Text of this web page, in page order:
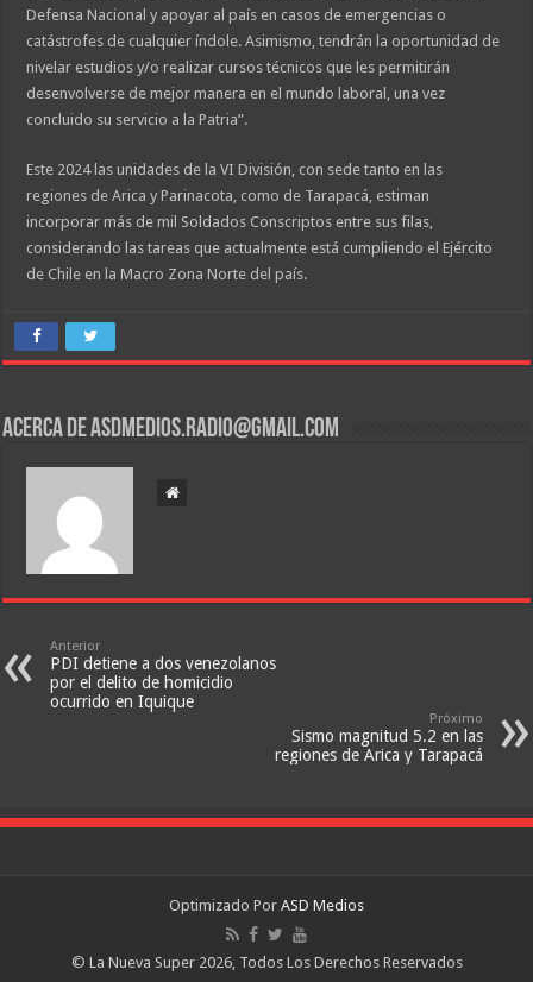
Defensa Nacional y apoyar al país en casos de emergencias o
catástrofes de cualquier índole. Asimismo, tendrán la oportunidad de
nivelar estudios y/o realizar cursos técnicos que les permitirán
desenvolverse de mejor manera en el mundo laboral, una vez
concluido su servicio a la Patria”.
Este 2024 las unidades de la VI División, con sede tanto en las
regiones de Arica y Parinacota, como de Tarapacá, estiman
incorporar más de mil Soldados Conscriptos entre sus filas,
considerando las tareas que actualmente está cumpliendo el Ejército
de Chile en la Macro Zona Norte del país.
Acerca de asdmedios.radio@gmail.com
Anterior
PDI detiene a dos venezolanos
por el delito de homicidio
ocurrido en Iquique
Próximo
Sismo magnitud 5.2 en las
regiones de Arica y Tarapacá
Optimizado Por ASD Medios
© La Nueva Super 2026, Todos Los Derechos Reservados